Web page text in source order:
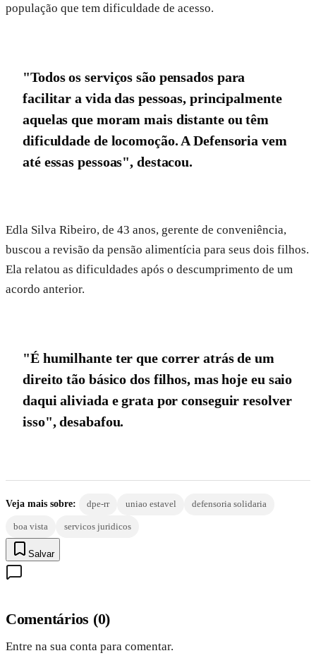
população que tem dificuldade de acesso.
"Todos os serviços são pensados para
facilitar a vida das pessoas, principalmente
aquelas que moram mais distante ou têm
dificuldade de locomoção. A Defensoria vem
até essas pessoas", destacou.
Edla Silva Ribeiro, de 43 anos, gerente de conveniência,
buscou a revisão da pensão alimentícia para seus dois filhos.
Ela relatou as dificuldades após o descumprimento de um
acordo anterior.
"É humilhante ter que correr atrás de um
direito tão básico dos filhos, mas hoje eu saio
daqui aliviada e grata por conseguir resolver
isso", desabafou.
Veja mais sobre: dpe-rr uniao estavel defensoria solidaria
boa vista servicos juridicos
Salvar
Comentários (0)
Entre na sua conta para comentar.